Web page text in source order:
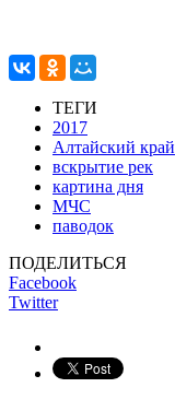
ТЕГИ
2017
Алтайский край
вскрытие рек
картина дня
МЧС
паводок
ПОДЕЛИТЬСЯ
Facebook
Twitter